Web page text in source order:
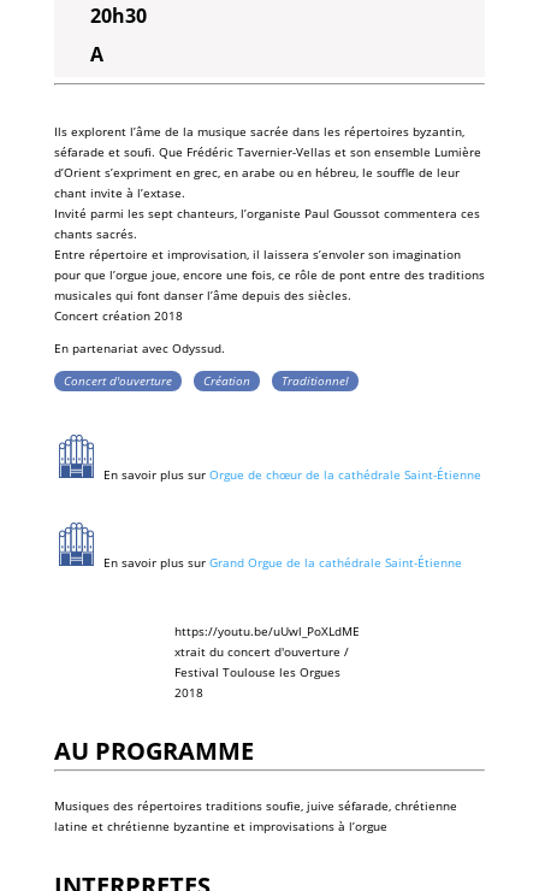
20h30
A
Ils explorent l’âme de la musique sacrée dans les répertoires byzantin,
séfarade et soufi. Que Frédéric Tavernier-Vellaset son ensemble Lumière
d’Orients’expriment en grec, en arabe ou en hébreu, le souffle de leur
chant invite à l’extase.
Invité parmi les sept chanteurs, l’organiste Paul Goussotcommentera ces
chants sacrés.
Entre répertoire et improvisation, il laissera s’envoler son imagination
pour que l’orgue joue, encore une fois, ce rôle de pont entre des traditions
musicales qui font danser l’âme depuis des siècles.
Concert création 2018
En partenariat avec Odyssud.
Concert d'ouverture
Création Traditionnel
En savoir plus sur Orgue de chœur de la cathédrale Saint-Étienne
En savoir plus sur Grand Orgue de la cathédrale Saint-Étienne
https://youtu.be/uUwl_PoXLdME
xtrait du concert d'ouverture /
Festival Toulouse les Orgues
2018
AU PROGRAMME
Musiques des répertoires traditions soufie, juive séfarade, chrétienne
latine et chrétienne byzantine et improvisations à l’orgue